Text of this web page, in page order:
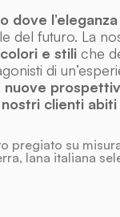
l’eleganza
del futuro. La
e stili che
di
clienti